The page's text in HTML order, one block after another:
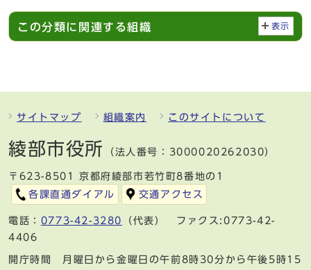
この分類に関連する組織 表示
サイトマップ 組織案内 このサイトについて
綾部市役所 （法人番号：3000020262030）
〒623-8501 京都府綾部市若竹町8番地の1
各課直通ダイアル
交通アクセス
電話： 0773-42-3280
（代表） ファクス:0773-42-
4406
開庁時間 月曜日から金曜日の午前8時30分から午後5時15